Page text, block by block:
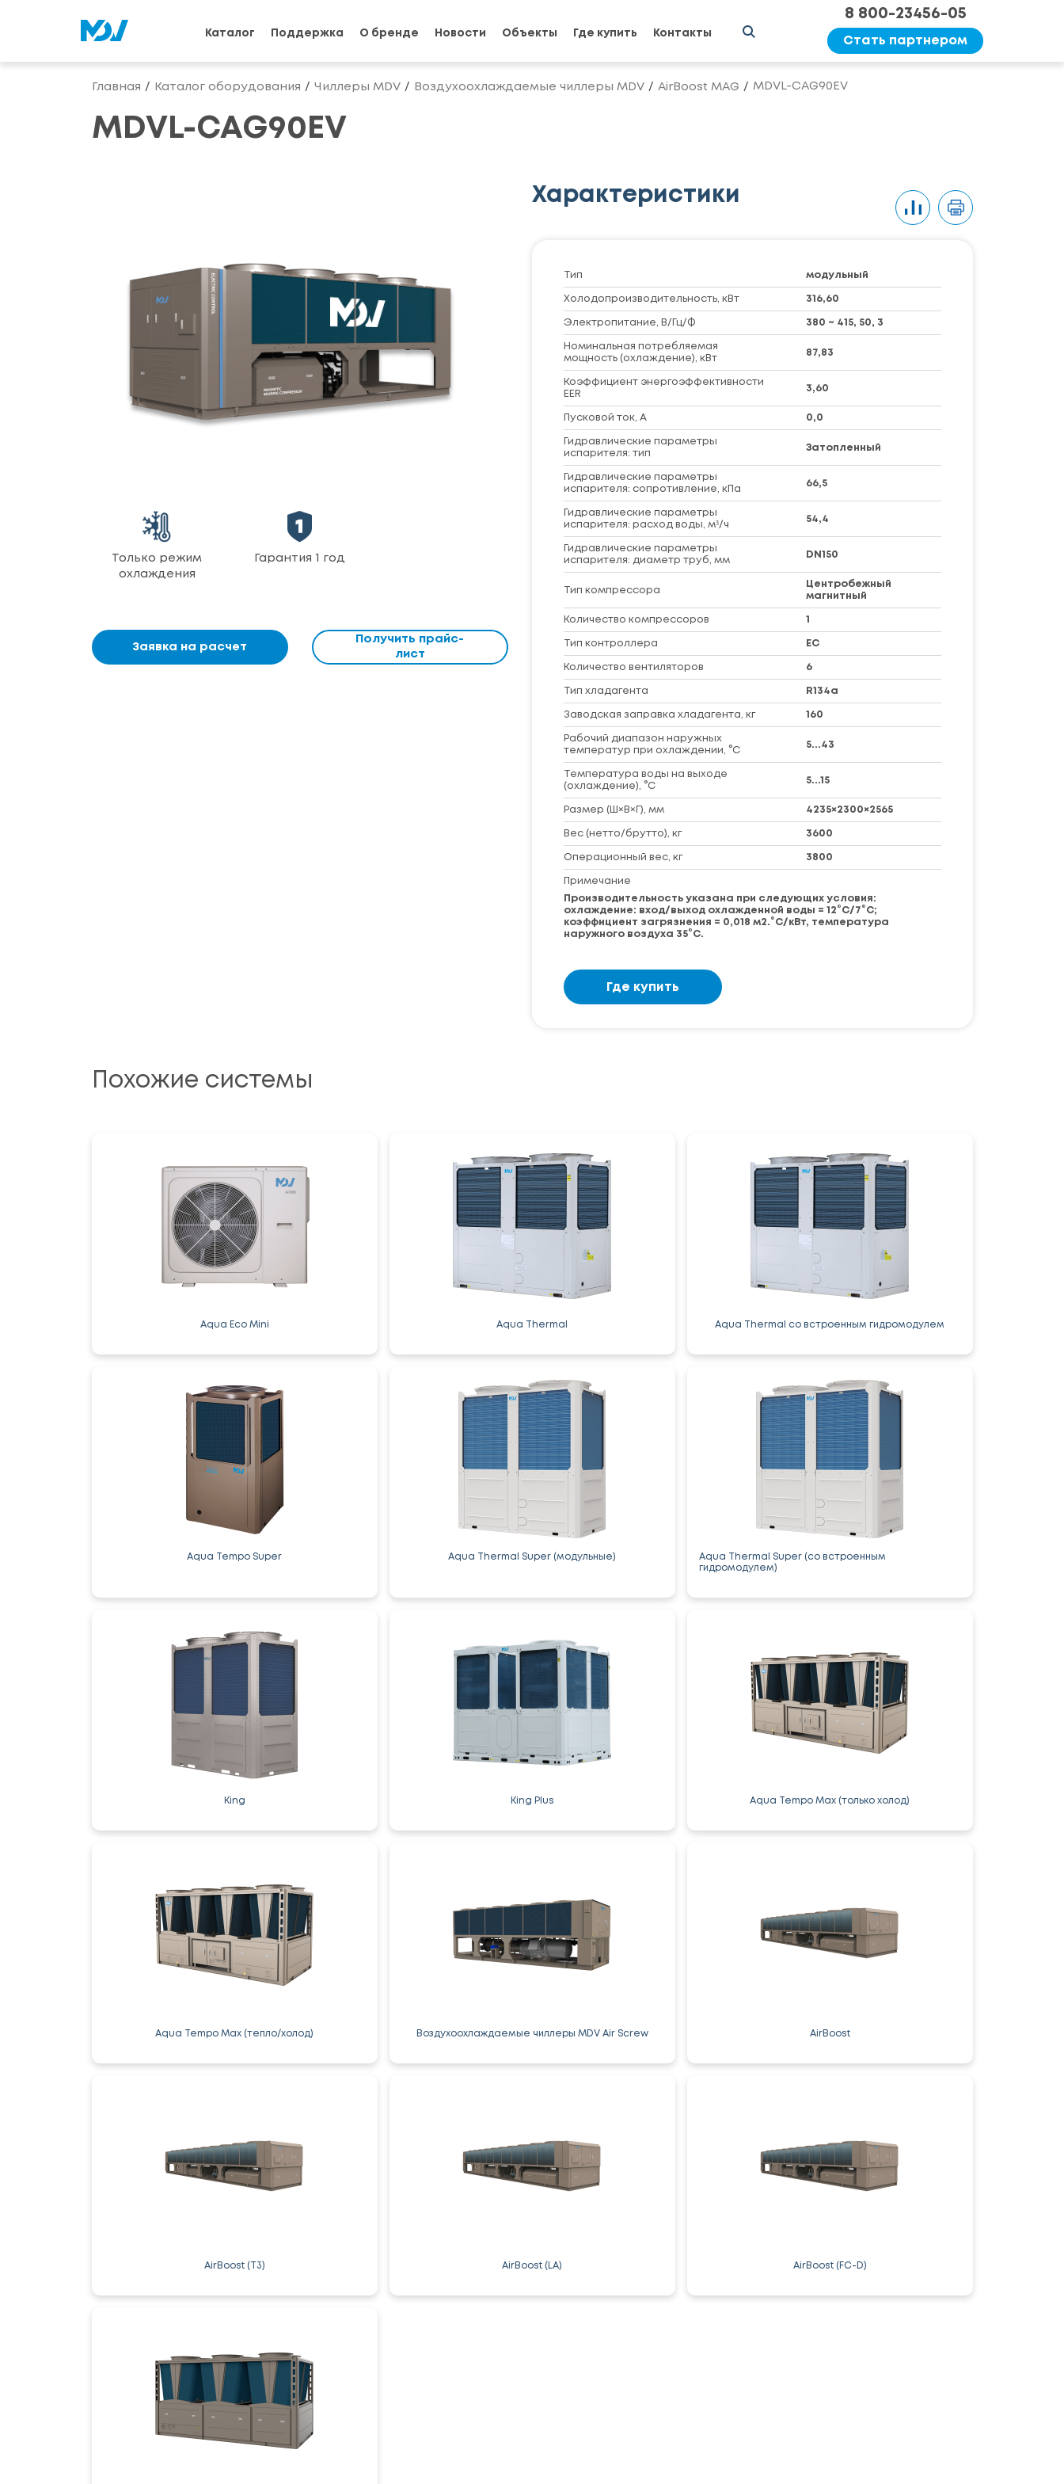
Каталог Поддержка О бренде Новости Объекты Где купить Контакты
8 800-23456-05
Стать партнером
Главная Каталог оборудования Чиллеры MDV Воздухоохлаждаемые чиллеры MDV AirBoost MAG MDVL-CAG90EV
MDVL-CAG90EV
Только режим
охлаждения
Гарантия 1 год
Заявка на расчет
Получить прайс-
лист
Характеристики
Тип модульный
Холодопроизводительность, кВт 316,60
Электропитание, В/Гц/Ф 380 ~ 415, 50, 3
Номинальная потребляемая
мощность (охлаждение), кВт
87,83
Коэффициент энергоэффективности
EER
3,60
Пусковой ток, А 0,0
Гидравлические параметры
испарителя: тип
Затопленный
Гидравлические параметры
испарителя: сопротивление, кПа
66,5
Гидравлические параметры
испарителя: расход воды, м³/ч
54,4
Гидравлические параметры
испарителя: диаметр труб, мм
DN150
Тип компрессора
Центробежный
магнитный
Количество компрессоров 1
Тип контроллера EC
Количество вентиляторов 6
Тип хладагента R134a
Заводская заправка хладагента, кг 160
Рабочий диапазон наружных
температур при охлаждении, °C
5...43
Температура воды на выходе
(охлаждение), °С
5...15
Размер (Ш×В×Г), мм 4235×2300×2565
Вес (нетто/брутто), кг 3600
Операционный вес, кг 3800
Примечание
Производительность указана при следующих условия:
охлаждение: вход/выход охлажденной воды = 12°C/7°C;
коэффициент загрязнения = 0,018 м2.°C/кВт, температура
наружного воздуха 35°C.
Где купить
Похожие системы
Aqua Eco Mini Aqua Thermal Aqua Thermal со встроенным гидромодулем
Aqua Tempo Super Aqua Thermal Super (модульные)
Aqua Thermal Super (со встроенным
гидромодулем)
King King Plus Aqua Tempo Max (только холод)
Aqua Tempo Max (тепло/холод) Воздухоохлаждаемые чиллеры MDV Air Screw AirBoost
AirBoost (T3) AirBoost (LA) AirBoost (FC-D)